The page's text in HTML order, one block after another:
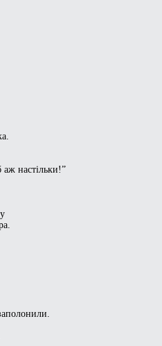
аж настільки!”